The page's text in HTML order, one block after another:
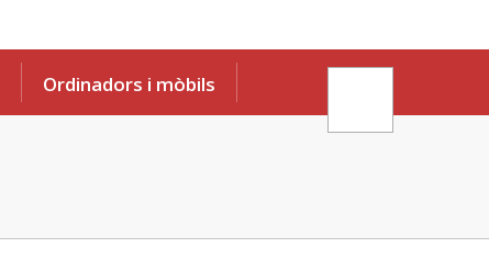
Ordinadors i mòbils